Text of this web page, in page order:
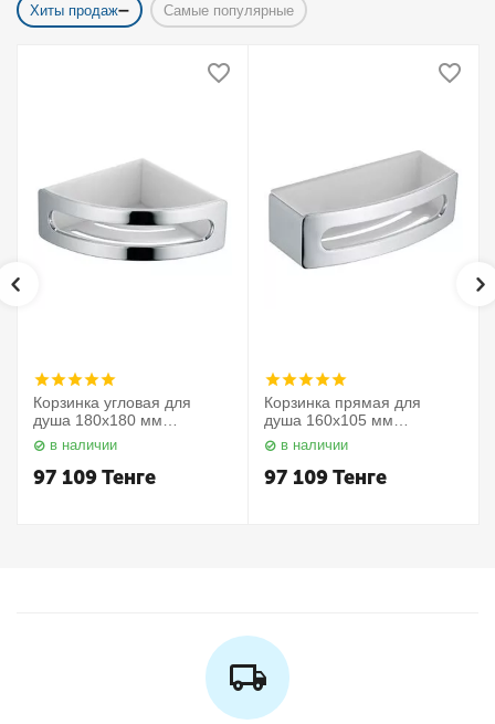
Хиты продаж Самые популярные
Корзинка угловая для
душа 180х180 мм
Elegance 11657010000
Keuco
в наличии
97 109Тенге
Корзинка прямая для
душа 160х105 мм
Elegance 11658010000
Keuco
в наличии
97 109Тенге